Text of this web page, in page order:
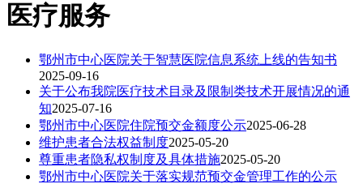
医疗服务
鄂州市中心医院关于智慧医院信息系统上线的告知书
2025-09-16
关于公布我院医疗技术目录及限制类技术开展情况的通
知2025-07-16
鄂州市中心医院住院预交金额度公示2025-06-28
维护患者合法权益制度2025-05-20
尊重患者隐私权制度及具体措施2025-05-20
鄂州市中心医院关于落实规范预交金管理工作的公示